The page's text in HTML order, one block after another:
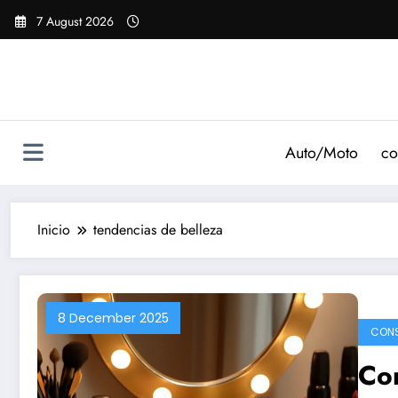
Saltar
7 August 2026
Auto/Moto
Inicio tendencias de belleza
8 December 2025